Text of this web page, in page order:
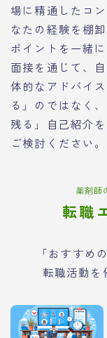
場に精通したコ
なたの経験を棚
ポイントを一緒
面接を通じて、
体的なアドバイ
る」のではなく
残る」自己紹介
ご検討ください。
薬剤師
転職
「おすすめ
転職活動を